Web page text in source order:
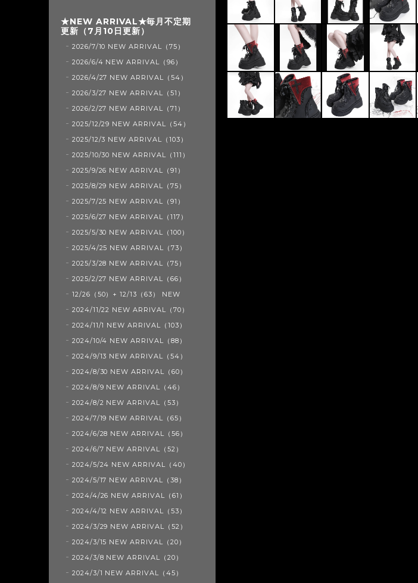
★NEW ARRIVAL★毎月不定期
更新（7月10日更新）
2026/7/10 NEW ARRIVAL（75）
2026/6/4 NEW ARRIVAL（96）
2026/4/27 NEW ARRIVAL（54）
2026/3/27 NEW ARRIVAL（51）
2026/2/27 NEW ARRIVAL（71）
2025/12/29 NEW ARRIVAL（54）
2025/12/3 NEW ARRIVAL（103）
2025/10/30 NEW ARRIVAL（111）
2025/9/26 NEW ARRIVAL（91）
2025/8/29 NEW ARRIVAL（75）
2025/7/25 NEW ARRIVAL（91）
2025/6/27 NEW ARRIVAL（117）
2025/5/30 NEW ARRIVAL（100）
2025/4/25 NEW ARRIVAL（73）
2025/3/28 NEW ARRIVAL（75）
2025/2/27 NEW ARRIVAL（66）
12/26（50）+ 12/13（63） NEW
2024/11/22 NEW ARRIVAL（70）
2024/11/1 NEW ARRIVAL（103）
2024/10/4 NEW ARRIVAL（88）
2024/9/13 NEW ARRIVAL（54）
2024/8/30 NEW ARRIVAL（60）
2024/8/9 NEW ARRIVAL（46）
2024/8/2 NEW ARRIVAL（53）
2024/7/19 NEW ARRIVAL（65）
2024/6/28 NEW ARRIVAL（56）
2024/6/7 NEW ARRIVAL（52）
2024/5/24 NEW ARRIVAL（40）
2024/5/17 NEW ARRIVAL（38）
2024/4/26 NEW ARRIVAL（61）
2024/4/12 NEW ARRIVAL（53）
2024/3/29 NEW ARRIVAL（52）
2024/3/15 NEW ARRIVAL（20）
2024/3/8 NEW ARRIVAL（20）
2024/3/1 NEW ARRIVAL（45）